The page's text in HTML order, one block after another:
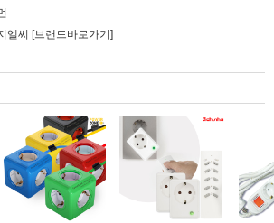
엘씨 [브랜드바로가기]